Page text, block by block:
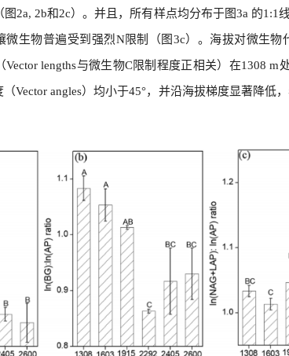
2a, 2b和2c）。并且，所有样点均分布于图3a 的1:1
微生物普遍受到强烈N限制（图3c）。海拔对微生物
Vector lengths与微生物C限制程度正相关）在1308 m
Vector angles）均小于45°，并沿海拔梯度显著降低